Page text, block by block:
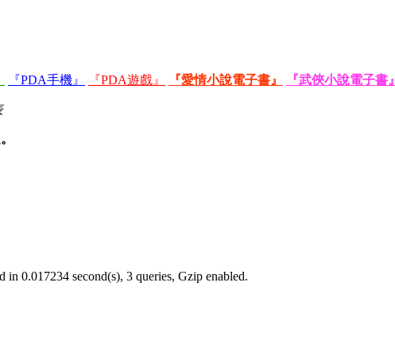
『PDA手機』 『PDA遊戲』 『愛情小說電子書』 『武俠小說電子書』
in 0.017234 second(s), 3 queries, Gzip enabled.